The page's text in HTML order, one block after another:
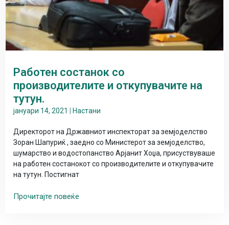
Работен состанок со
производителите и откупувачите на
тутун.
јануари 14, 2021 Настани
Директорот на Државниот инспекторат за земјоделство
Зоран Шапуриќ , заедно со Министерот за земјоделство,
шумарство и водостопанство Арјанит Хоџа, присуствуваше
на работен состанокот со производителите и откупувачите
на тутун. Постигнат
Прочитајте повеќе